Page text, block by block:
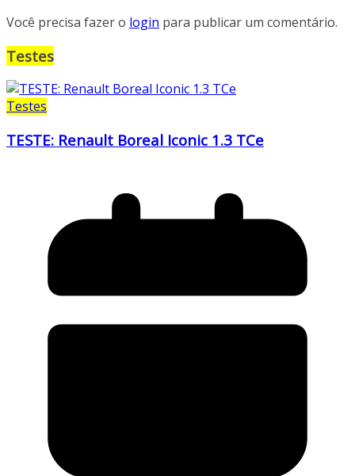
Você precisa fazer o login para publicar um comentário.
Testes
Testes
TESTE: Renault Boreal Iconic 1.3 TCe